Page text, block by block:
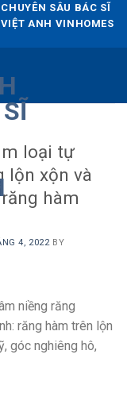
SÂU BÁC SĨ
ANH VINHOMES
loại tự
lộn xộn và
hàm
4, 2022 BY
niềng răng
răng hàm trên lộn
góc nghiêng hô,